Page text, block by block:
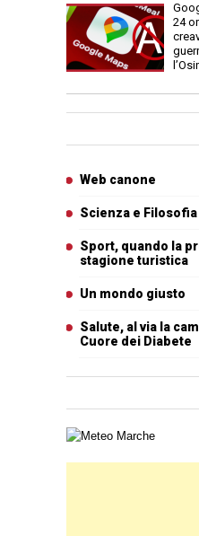
24
Web canone
Scienza e Filosofia
Sport, quando la
stagione turistica
Un mondo giusto
Salute, al via la
Cuore dei Diabete
Carta meteorologica delle